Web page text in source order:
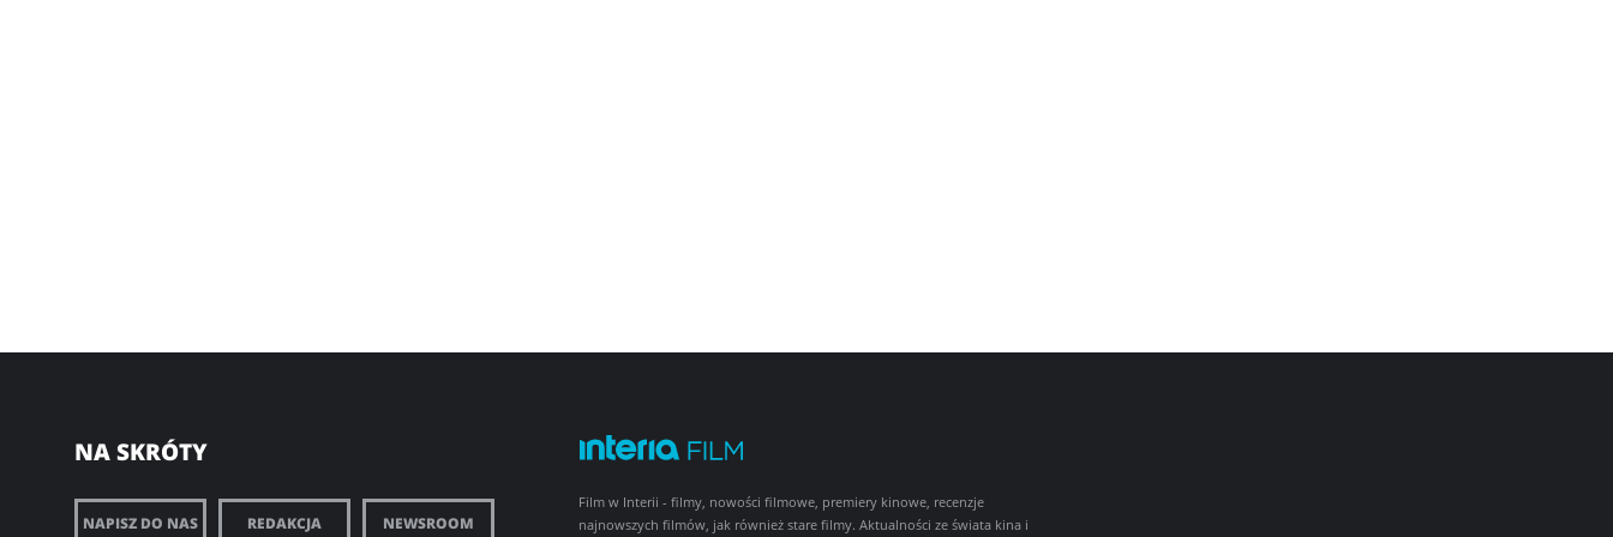
NA SKRÓTY
NAPISZ DO NAS REDAKCJA NEWSROOM
Film w Interii - filmy, nowości filmowe, premiery kinowe, recenzje
najnowszych filmów, jak również stare filmy. Aktualności ze świata kina i